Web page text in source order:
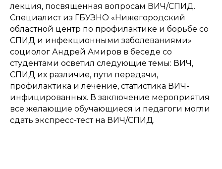
лекция, посвященная вопросам ВИЧ/СПИД.
Специалист из ГБУЗНО «Нижегородский
областной центр по профилактике и борьбе со
СПИД и инфекционными заболеваниями»
социолог Андрей Амиров в беседе со
студентами осветил следующие темы: ВИЧ,
СПИД их различие, пути передачи,
профилактика и лечение, статистика ВИЧ-
инфицированных. В заключение мероприятия
все желающие обучающиеся и педагоги могли
сдать экспресс-тест на ВИЧ/СПИД.